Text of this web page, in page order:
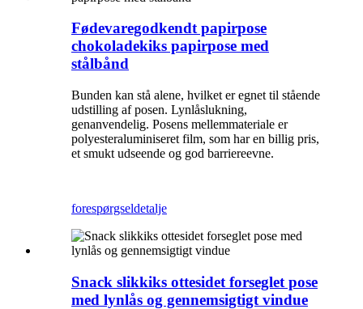
Fødevaregodkendt papirpose
chokoladekiks papirpose med
stålbånd
Bunden kan stå alene, hvilket er egnet til stående
udstilling af posen. Lynlåslukning,
genanvendelig. Posens mellemmateriale er
polyesteraluminiseret film, som har en billig pris,
et smukt udseende og god barriereevne.
forespørgseldetalje
Snack slikkiks ottesidet forseglet pose
med lynlås og gennemsigtigt vindue